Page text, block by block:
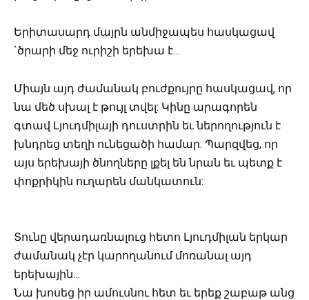
Երիտասարդ մայրն անմիջապես հասկացավ
`ծրարի մեջ ուրիշի երեխա է…
Միայն այդ ժամանակ բուժքույրը հասկացավ, որ
նա մեծ սխալ է թույլ տվել: Կինը արագորեն
գտավ Լյուդմիլայի դուստրին եւ ներողություն է
խնդրեց տեղի ունեցածի համար: Պարզվեց, որ
այս երեխայի ծնողները լքել են նրան եւ պետք է
փոքրիկին ուղարեն մանկատուն:
Տունը վերադառնալուց հետո Լյուդմիլան երկար
ժամանակ չէր կարողանում մոռանալ այդ
երեխային…
Նա խոսեց իր ամուսնու հետ եւ երեք շաբաթ անց